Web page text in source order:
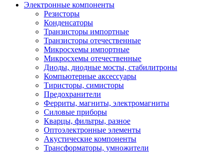
Электронные компоненты
Резисторы
Конденсаторы
Транзисторы импортные
Транзисторы отечественные
Микросхемы импортные
Микросхемы отечественные
Диоды, диодные мосты, стабилитроны
Компьютерные аксессуары
Тиристоры, симисторы
Предохранители
Ферриты, магниты, электромагниты
Силовые приборы
Кварцы, фильтры, разное
Оптоэлектронные элементы
Акустические компоненты
Трансформаторы, умножители